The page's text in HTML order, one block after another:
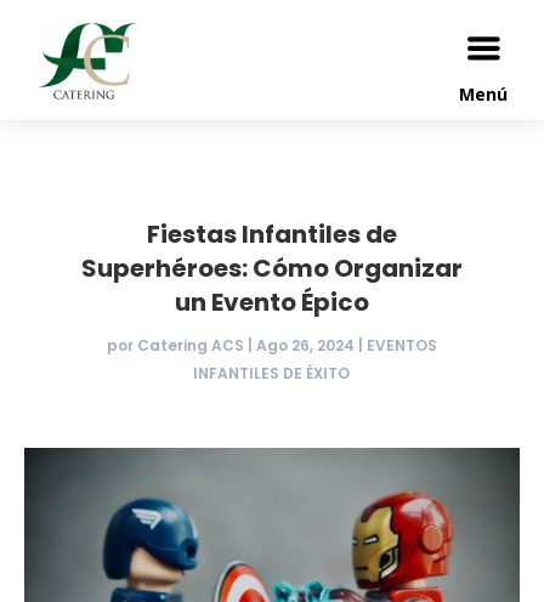
Menú
Fiestas Infantiles de
Superhéroes: Cómo Organizar
un Evento Épico
por Catering ACS Ago 26, 2024
EVENTOS
INFANTILES DE ÉXITO